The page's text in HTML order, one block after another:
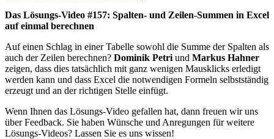
Das Lösungs-Video #157: Spalten- und Zeilen-Summen in Excel
auf einmal berechnen
Auf einen Schlag in einer Tabelle sowohl die Summe der Spalten als
auch der Zeilen berechnen? Dominik Petri und Markus Hahner
zeigen, dass dies tatsächlich mit ganz wenigen Mausklicks erledigt
werden kann und dass Excel die notwendigen Formeln selbstständig
erzeugt und an der richtigen Stelle einfügt.
Wenn Ihnen das Lösungs-Video gefallen hat, dann freuen wir uns
über Feedback. Sie haben Wünsche und Anregungen für weitere
Lösungs-Videos? Lassen Sie es uns wissen!